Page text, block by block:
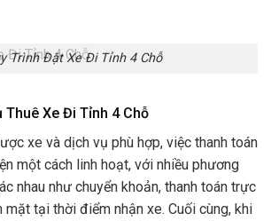
Trình Đặt Xe Đi Tỉnh 4 Chỗ
Thuê Xe Đi Tỉnh 4 Chỗ
xe và dịch vụ phù hợp, việc thanh toán
một cách linh hoạt, với nhiều phương
nhau như chuyển khoản, thanh toán trực
mặt tại thời điểm nhận xe. Cuối cùng, khi